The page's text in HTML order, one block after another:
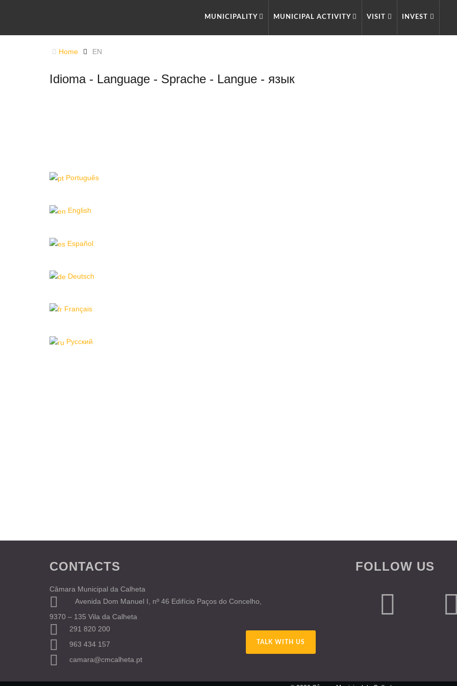
MUNICIPALITY MUNICIPAL ACTIVITY VISIT INVEST
Home EN
Idioma - Language - Sprache - Langue - язык
Português
English
Español
Deutsch
Français
Pусский
CONTACTS
Câmara Municipal da Calheta
Avenida Dom Manuel I, nº 46 Edifício Paços do Concelho,
9370 – 135 Vila da Calheta
291 820 200
963 434 157
camara@cmcalheta.pt
TALK WITH US
FOLLOW US